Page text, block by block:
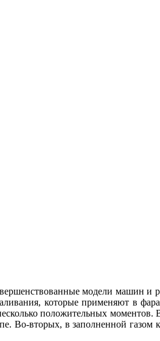
модели машин и
которые применяют в
положительных моментов.
вторых, в заполненной газом